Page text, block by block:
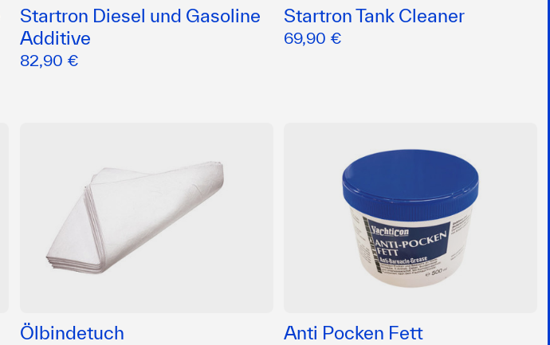
Startron Diesel und Gasoline
Additive
82,90 €
Startron Tank Cleaner
69,90 €
Ölbindetuch Anti Pocken Fett